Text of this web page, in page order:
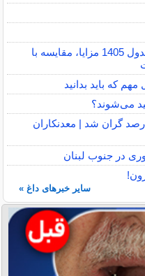
نرم‌افزار حسابداری ابری چیست؟ + جدول 1405 مزایا، مقایسه با
می‌شوند؟
گازوئیل ۸ هزار درصد گران شد | معدنکاران
در جنوب لبنان
سایر خبرهای داغ »